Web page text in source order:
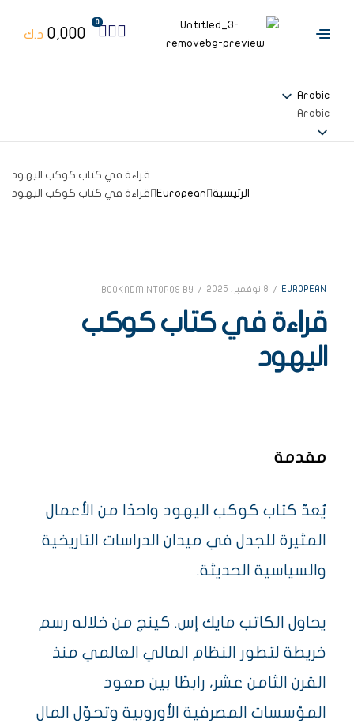
0
0,000 د.ك
Arabic
Arabic
قراءة في كتاب كوكب اليهود
الرئيسية European قراءة في كتاب كوكب اليهود
EUROPEAN 8 نوفمبر، 2025 BY
BOOKADMINTOROS
قراءة في كتاب كوكب
اليهود
مقدمة
يُعدّ كتاب كوكب اليهود واحدًا من الأعمال
المثيرة للجدل في ميدان الدراسات التاريخية
والسياسية الحديثة.
يحاول الكاتب مايك إس. كينج من خلاله رسم
خريطة لتطور النظام المالي العالمي منذ
القرن الثامن عشر، رابطًا بين صعود
المؤسسات المصرفية الأوروبية وتحوّل المال